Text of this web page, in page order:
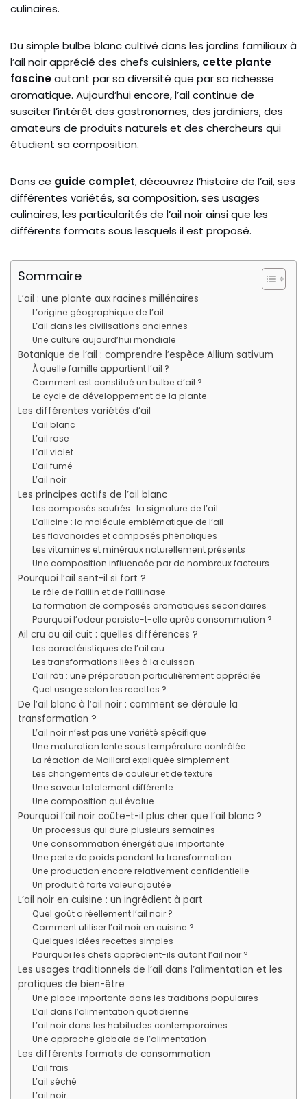
culinaires.
Du simple bulbe blanc cultivé dans les jardins familiaux à
l’ail noir apprécié des chefs cuisiniers, cette plante
fascineautant par sa diversité que par sa richesse
aromatique. Aujourd’hui encore, l’ail continue de
susciter l’intérêt des gastronomes, des jardiniers, des
amateurs de produits naturels et des chercheurs qui
étudient sa composition.
Dans ce guide complet, découvrez l’histoire de l’ail, ses
différentes variétés, sa composition, ses usages
culinaires, les particularités de l’ail noir ainsi que les
différents formats sous lesquels il est proposé.
Sommaire
L’ail : une plante aux racines millénaires
L’origine géographique de l’ail
L’ail dans les civilisations anciennes
Une culture aujourd’hui mondiale
Botanique de l’ail : comprendre l’espèce Allium sativum
À quelle famille appartient l’ail ?
Comment est constitué un bulbe d’ail ?
Le cycle de développement de la plante
Les différentes variétés d’ail
L’ail blanc
L’ail rose
L’ail violet
L’ail fumé
L’ail noir
Les principes actifs de l’ail blanc
Les composés soufrés : la signature de l’ail
L’allicine : la molécule emblématique de l’ail
Les flavonoïdes et composés phénoliques
Les vitamines et minéraux naturellement présents
Une composition influencée par de nombreux facteurs
Pourquoi l’ail sent-il si fort ?
Le rôle de l’alliin et de l’alliinase
La formation de composés aromatiques secondaires
Pourquoi l’odeur persiste-t-elle après consommation ?
Ail cru ou ail cuit : quelles différences ?
Les caractéristiques de l’ail cru
Les transformations liées à la cuisson
L’ail rôti : une préparation particulièrement appréciée
Quel usage selon les recettes ?
De l’ail blanc à l’ail noir : comment se déroule la
transformation ?
L’ail noir n’est pas une variété spécifique
Une maturation lente sous température contrôlée
La réaction de Maillard expliquée simplement
Les changements de couleur et de texture
Une saveur totalement différente
Une composition qui évolue
Pourquoi l’ail noir coûte-t-il plus cher que l’ail blanc ?
Un processus qui dure plusieurs semaines
Une consommation énergétique importante
Une perte de poids pendant la transformation
Une production encore relativement confidentielle
Un produit à forte valeur ajoutée
L’ail noir en cuisine : un ingrédient à part
Quel goût a réellement l’ail noir ?
Comment utiliser l’ail noir en cuisine ?
Quelques idées recettes simples
Pourquoi les chefs apprécient-ils autant l’ail noir ?
Les usages traditionnels de l’ail dans l’alimentation et les
pratiques de bien-être
Une place importante dans les traditions populaires
L’ail dans l’alimentation quotidienne
L’ail noir dans les habitudes contemporaines
Une approche globale de l’alimentation
Les différents formats de consommation
L’ail frais
L’ail séché
L’ail noir